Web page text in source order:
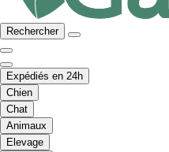
Rechercher
Expédiés en 24h
Chien
Chat
Animaux
Elevage